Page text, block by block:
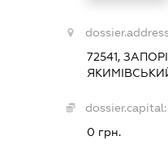
72541,
dossier.capital:
0 грн.